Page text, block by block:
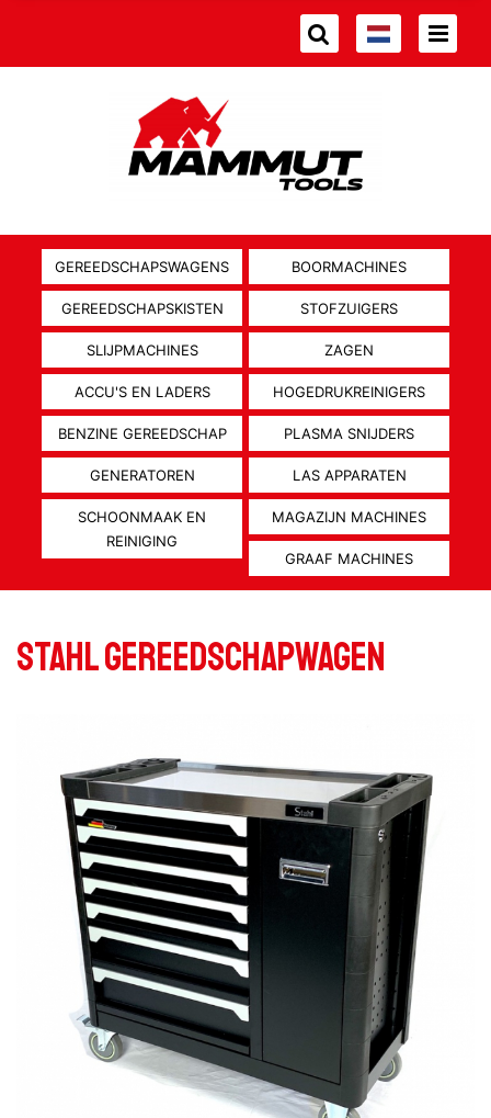
GEREEDSCHAPSWAGENS BOORMACHINES
GEREEDSCHAPSKISTEN STOFZUIGERS
SLIJPMACHINES ZAGEN
ACCU'S EN LADERS HOGEDRUKREINIGERS
BENZINE GEREEDSCHAP PLASMA SNIJDERS
GENERATOREN LAS APPARATEN
SCHOONMAAK EN
REINIGING
MAGAZIJN MACHINES
GRAAF MACHINES
STAHL gereedschapwagen